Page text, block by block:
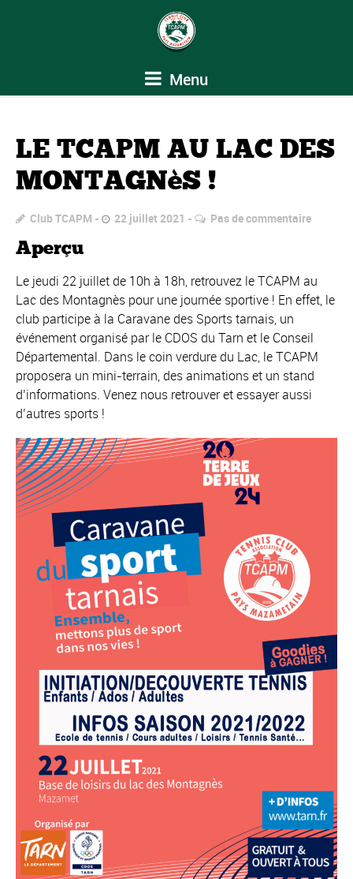
Menu
LE TCAPM AU LAC DES
MONTAGNèS !
Club TCAPM 22 juillet 2021 Pas de commentaire
Aperçu
Le jeudi 22 juillet de 10h à 18h, retrouvez le TCAPM au
Lac des Montagnès pour une journée sportive ! En effet, le
club participe à la Caravane des Sports tarnais, un
événement organisé par le CDOS du Tarn et le Conseil
Départemental. Dans le coin verdure du Lac, le TCAPM
proposera un mini-terrain, des animations et un stand
d’informations. Venez nous retrouver et essayer aussi
d’autres sports !